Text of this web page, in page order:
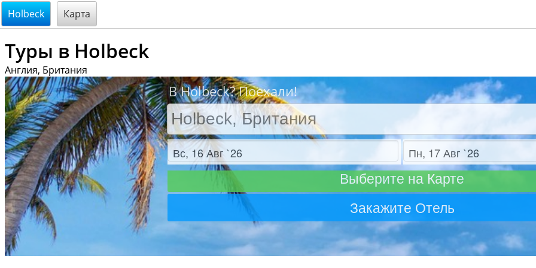
@endsectiom
Holbeck Карта
Туры в Holbeck
Англия, Британия
В Holbeck? Поехали!
Заезд Отъезд
Выберите на Карте
Закажите Отель